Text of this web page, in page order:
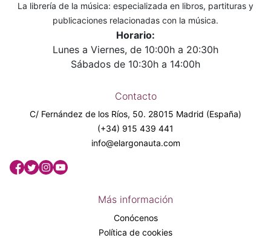
La librería de la música: especializada en libros, partituras y
publicaciones relacionadas con la música.
Horario:
Lunes a Viernes, de 10:00h a 20:30h
Sábados de 10:30h a 14:00h
Contacto
C/ Fernández de los Ríos, 50. 28015 Madrid (España)
(+34) 915 439 441
info@elargonauta.com
Más información
Conócenos
Política de cookies